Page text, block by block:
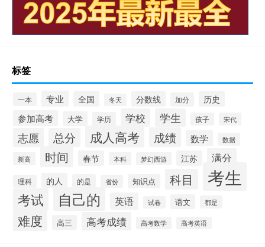
标签
一本 专业 全国 冬天 分数线 加分 历史
参加高考 大学 学历 学校 学生 孩子 宋代
志愿 总分 成人高考 成绩 数学 数据
新高 时间 春节 本科 梦幻西游 江苏 满分
理科 的人 的是 省份 知识点 科目 考生
考试 自己的 英语 试卷 语文 都是
难度 高三 高考成绩 高考数学 高考英语